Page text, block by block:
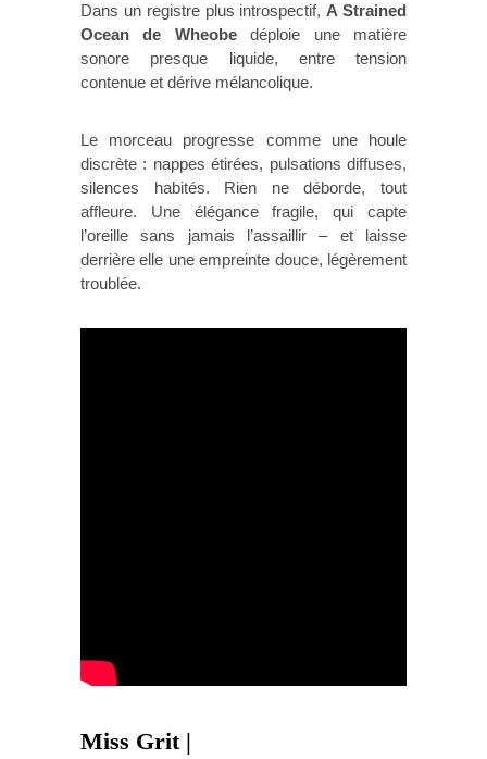
Dans un registre plus introspectif,A Strained
Ocean de Wheobedéploie une matière
sonore presque liquide, entre tension
contenue et dérive mélancolique.
Le morceau progresse comme une houle
discrète : nappes étirées, pulsations diffuses,
silences habités. Rien ne déborde, tout
affleure. Une élégance fragile, qui capte
l’oreille sans jamais l’assaillir – et laisse
derrière elle une empreinte douce, légèrement
troublée.
Miss Grit |